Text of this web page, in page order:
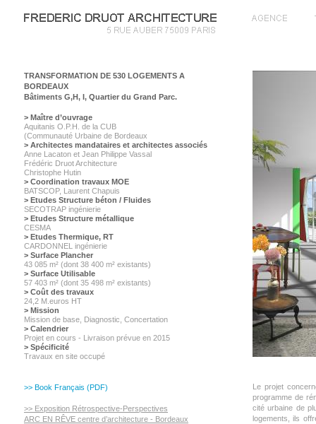
TRANSFORMATION DE 530 LOGEMENTS A
BORDEAUX
Bâtiments G,H, I, Quartier du Grand Parc.
> Maître d’ouvrage
Aquitanis O.P.H. de la CUB
(Communauté Urbaine de Bordeaux
> Architectes mandataires et architectes associés
Anne Lacaton et Jean Philippe Vassal
Frédéric Druot Architecture
Christophe Hutin
> Coordination travaux MOE
BATSCOP, Laurent Chapuis
> Etudes Structure béton / Fluides
SECOTRAP ingénierie
> Etudes Structure métallique
CESMA
> Etudes Thermique, RT
CARDONNEL ingénierie
> Surface Plancher
43 085 m² (dont 38 400 m² existants)
> Surface Utilisable
57 403 m² (dont 35 498 m² existants)
> Coût des travaux
24,2 M.euros HT
> Mission
Mission de base, Diagnostic, Concertation
> Calendrier
Projet en cours - Livraison prévue en 2015
> Spécificité
Travaux en site occupé
Le projet
programme de
cité urbaine de
logements, ils
>> Book Français (PDF)
>> Exposition Rétrospective-Perspectives
ARC EN RÊVE centre d’architecture - Bordeaux